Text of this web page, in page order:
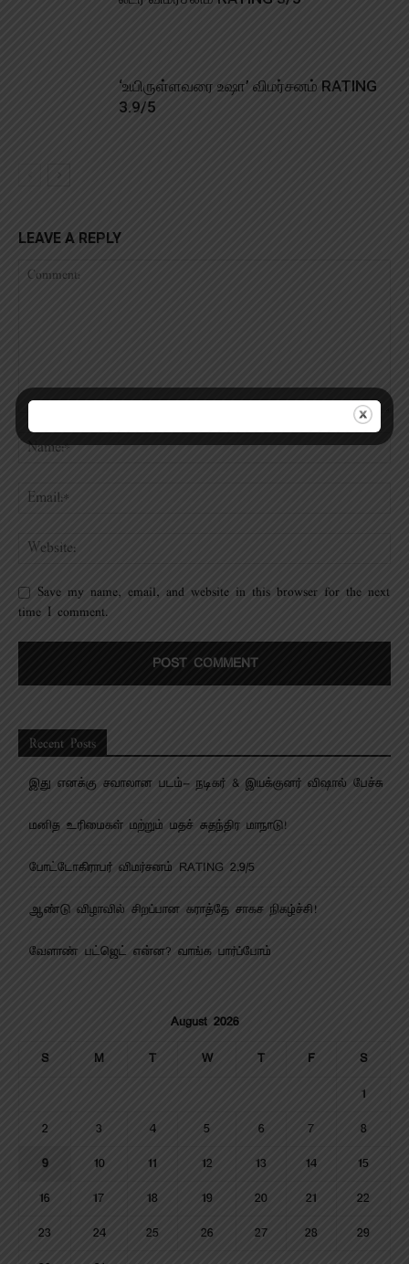
‘உயிருள்ளவரை உஷா’ விமர்சனம் RATING
3.9/5
LEAVE A REPLY
Save my name, email, and website in this browser for the next
time I comment.
Recent Posts
இது எனக்கு சவாலான படம்- நடிகர் & இயக்குனர் விஷால் பேச்சு
மனித உரிமைகள் மற்றும் மதச் சுதந்திர மாநாடு!
போட்டோகிராபர் விமர்சனம் RATING 2.9/5
ஆண்டு விழாவில் சிறப்பான கராத்தே சாகச நிகழ்ச்சி!
வேளாண் பட்ஜெட் என்ன? வாங்க பார்ப்போம்
August 2026
S M T W T F S
1
2 3 4 5 6 7 8
9 10 11 12 13 14 15
16 17 18 19 20 21 22
23 24 25 26 27 28 29